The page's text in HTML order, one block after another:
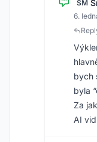
SM
6.
bych
byla
Za
AI